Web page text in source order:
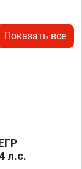
Показать все
л.с.